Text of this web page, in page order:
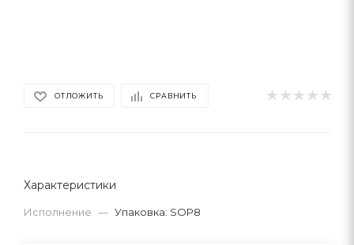
ОТЛОЖИТЬ СРАВНИТЬ
Характеристики
Исполнение — Упаковка: SOP8